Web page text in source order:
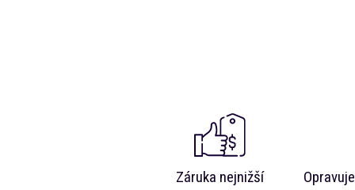
Záruka nejnižší